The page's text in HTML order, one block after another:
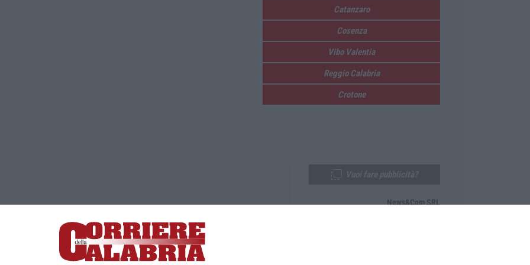
Catanzaro
Cosenza
Vibo Valentia
Reggio Calabria
Crotone
Lamezia Terme (CZ)
responsabile Paola Militano |Privacy
News&Com SRL